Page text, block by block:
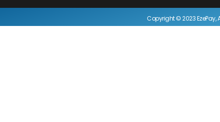
Copyright © 2023 EzePay,